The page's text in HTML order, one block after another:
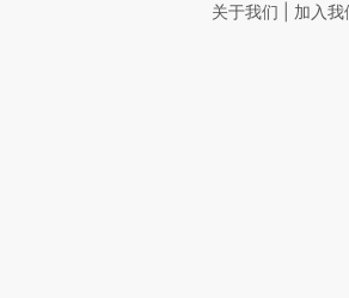
关于我们 加入我